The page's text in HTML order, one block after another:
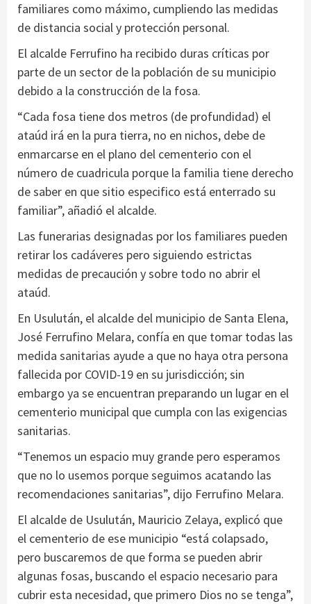
familiares como máximo, cumpliendo las medidas
de distancia social y protección personal.
El alcalde Ferrufino ha recibido duras críticas por
parte de un sector de la población de su municipio
debido a la construcción de la fosa.
“Cada fosa tiene dos metros (de profundidad) el
ataúd irá en la pura tierra, no en nichos, debe de
enmarcarse en el plano del cementerio con el
número de cuadricula porque la familia tiene derecho
de saber en que sitio especifico está enterrado su
familiar”, añadió el alcalde.
Las funerarias designadas por los familiares pueden
retirar los cadáveres pero siguiendo estrictas
medidas de precaución y sobre todo no abrir el
ataúd.
En Usulután, el alcalde del municipio de Santa Elena,
José Ferrufino Melara, confía en que tomar todas las
medida sanitarias ayude a que no haya otra persona
fallecida por COVID-19 en su jurisdicción; sin
embargo ya se encuentran preparando un lugar en el
cementerio municipal que cumpla con las exigencias
sanitarias.
“Tenemos un espacio muy grande pero esperamos
que no lo usemos porque seguimos acatando las
recomendaciones sanitarias”, dijo Ferrufino Melara.
El alcalde de Usulután, Mauricio Zelaya, explicó que
el cementerio de ese municipio “está colapsado,
pero buscaremos de que forma se pueden abrir
algunas fosas, buscando el espacio necesario para
cubrir esta necesidad, que primero Dios no se tenga”,